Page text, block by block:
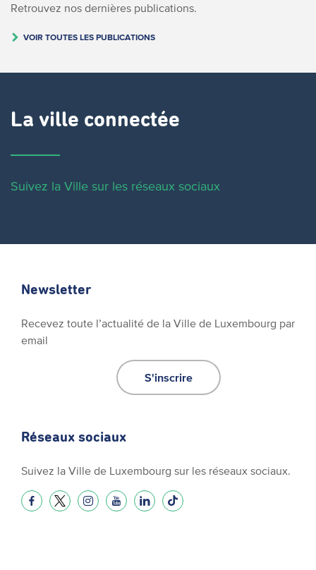
Retrouvez nos dernières publications.
VOIR TOUTES LES PUBLICATIONS
La ville connectée
Suivez la Ville sur les réseaux sociaux
Newsletter
Recevez toute l’actualité de la Ville de Luxembourg par
email
S'inscrire
Réseaux sociaux
Suivez la Ville de Luxembourg sur les réseaux sociaux.